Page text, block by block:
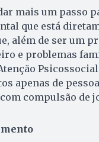
mais um passo
que está
além de ser um
e problemas
apenas de
compulsão de